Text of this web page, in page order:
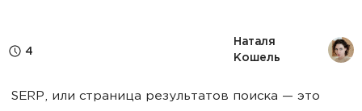
4
Наталя
Кошель
SERP, или страница результатов поиска — это